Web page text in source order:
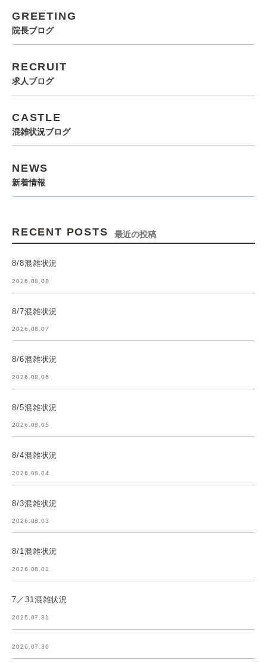
GREETING
院長ブログ
RECRUIT
求人ブログ
CASTLE
混雑状況ブログ
NEWS
新着情報
RECENT POSTS 最近の投稿
8/8混雑状況
2026.08.08
8/7混雑状況
2026.08.07
8/6混雑状況
2026.08.06
8/5混雑状況
2026.08.05
8/4混雑状況
2026.08.04
8/3混雑状況
2026.08.03
8/1混雑状況
2026.08.01
7／31混雑状況
2026.07.31
2026.07.30